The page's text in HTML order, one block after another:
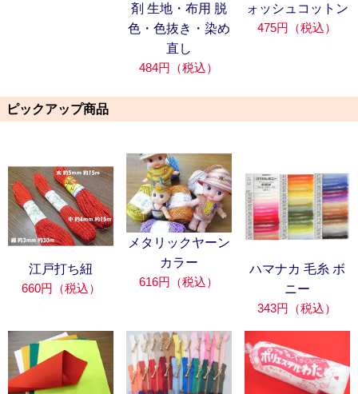
剤 生地・布用 脱
色・色抜き・染め
直し
484円（税込）
ォッシュコットン
475円（税込）
ピックアップ商品
江戸打ち紐
660円（税込）
メタリックヤーン
カラー
616円（税込）
ハマナカ 毛糸 ボ
ニー
343円（税込）